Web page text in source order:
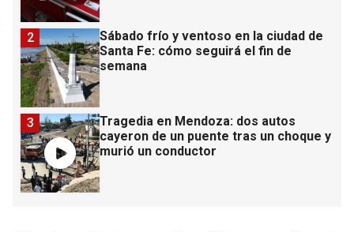
Sábado frío y ventoso en la ciudad de
Santa Fe: cómo seguirá el fin de
semana
2
Tragedia en Mendoza: dos autos
cayeron de un puente tras un choque y
murió un conductor
3